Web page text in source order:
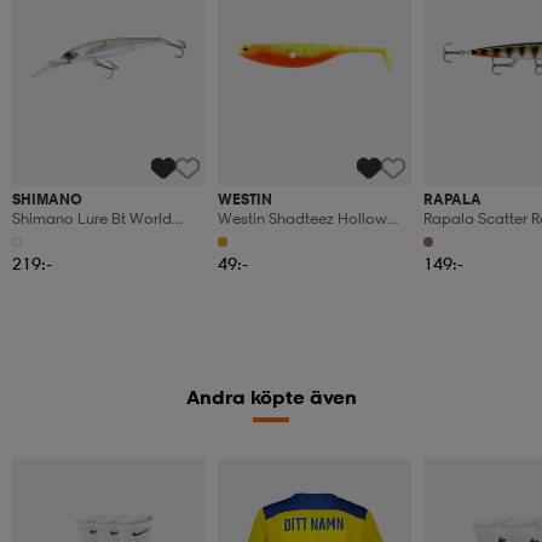
SHIMANO
Shimano Lure Bt World
004 N Smelt
219:-
WESTIN
Westin Shadteez Hollow
8cm 4g Green Tomato 3pcs
49:-
RAPALA
Rapala Scatter
13cm - Live
Perch
149:-
Andra köpte även